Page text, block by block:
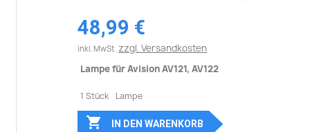
48,99 €
inkl. MwSt. zzgl. Versandkosten
Lampe für Avision AV121, AV122
1 Stück Lampe
 IN DEN WARENKORB